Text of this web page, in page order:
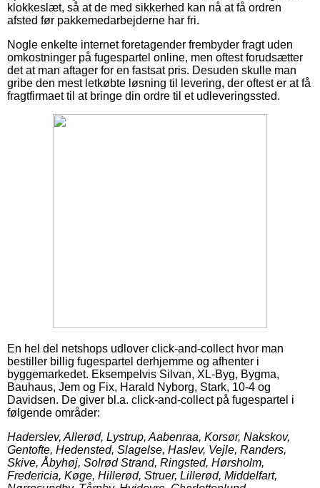
klokkeslæt, så at de med sikkerhed kan nå at få ordren
afsted før pakkemedarbejderne har fri.
Nogle enkelte internet foretagender frembyder fragt uden
omkostninger på fugespartel online, men oftest forudsætter
det at man aftager for en fastsat pris. Desuden skulle man
gribe den mest letkøbte løsning til levering, der oftest er at få
fragtfirmaet til at bringe din ordre til et udleveringssted.
En hel del netshops udlover click-and-collect hvor man
bestiller billig fugespartel derhjemme og afhenter i
byggemarkedet. Eksempelvis Silvan, XL-Byg, Bygma,
Bauhaus, Jem og Fix, Harald Nyborg, Stark, 10-4 og
Davidsen. De giver bl.a. click-and-collect på fugespartel i
følgende områder:
Haderslev, Allerød, Lystrup, Aabenraa, Korsør, Nakskov,
Gentofte, Hedensted, Slagelse, Haslev, Vejle, Randers,
Skive, Åbyhøj, Solrød Strand, Ringsted, Hørsholm,
Fredericia, Køge, Hillerød, Struer, Lillerød, Middelfart,